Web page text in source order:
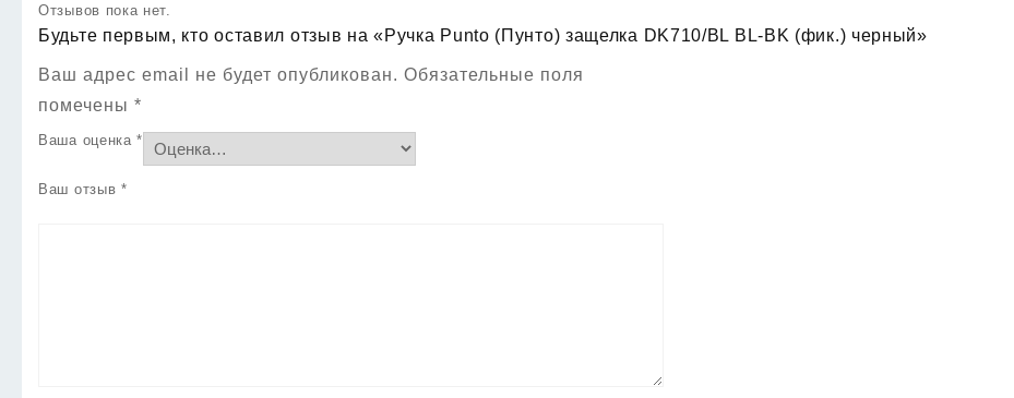
Отзывов пока нет.
Будьте первым, кто оставил отзыв на «Ручка Punto (Пунто) защелка DK710/BL BL-BK (фик.) черный»
Ваш адрес email не будет опубликован. Обязательные поля
помечены *
Ваша оценка*
Ваш отзыв *